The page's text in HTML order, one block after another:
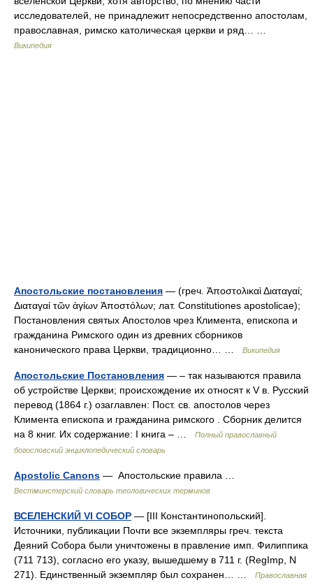
исследователей, не принадлежит непосредственно апостолам,
православная, римско католическая церкви и ряд… …
Википедия
Апостольские постановления — (греч. Ἀποστολικαὶ Διαταγαί;
Διαταγαί τῶν ἁγίων Ἀποστόλων; лат. Constitutiones apostolicae);
Постановления святых Апостолов чрез Климента, епископа и
гражданина Римского один из древних сборников
канонического права Церкви, традиционно… …
Википедия
Апостольские Постановления — – так называются правила
об устройстве Церкви; происхождение их относят к V в. Русский
перевод (1864 г.) озаглавлен: Пост. св. апостолов через
Климента епископа и гражданина римского . Сборник делится
на 8 книг. Их содержание: I книга – …
Полный православный
богословский энциклопедический словарь
Apostolic Canons — Апостольские правила …
Вестминстерский словарь теологических терминов
ВСЕЛЕНСКИЙ VI СОБОР — [III Константинопольский].
Источники, публикации Почти все экземпляры греч. текста
Деяний Собора были уничтожены в правление имп. Филиппика
(711 713), согласно его указу, вышедшему в 711 г. (RegImp, N
271). Единственный экземпляр был сохранен… …
Православная